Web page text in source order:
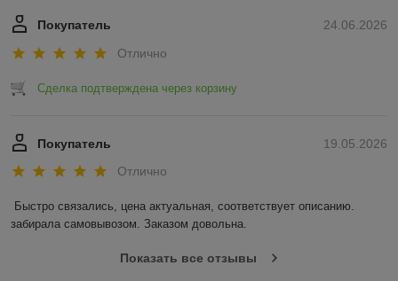
24.06.2026
Покупатель
Отлично
Сделка подтверждена через корзину
19.05.2026
Покупатель
Отлично
Быстро связались, цена актуальная, соответствует описанию.
забирала самовывозом. Заказом довольна.
Показать все отзывы